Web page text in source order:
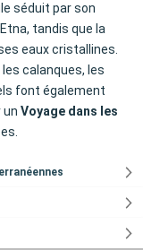
séduit par son
tandis que la
eaux cristallines.
calanques, les
font également
un Voyage dans les